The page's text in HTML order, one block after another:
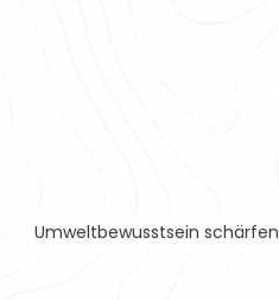
Umweltbewusstsein schärfen